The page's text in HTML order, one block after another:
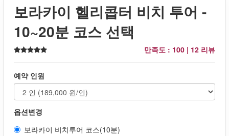
보라카이 헬리콥터 비치 투어 -
10~20분 코스 선택
만족도 : 100 | 12 리뷰
예약 인원
옵션변경
보라카이 비치투어 코스(10분)